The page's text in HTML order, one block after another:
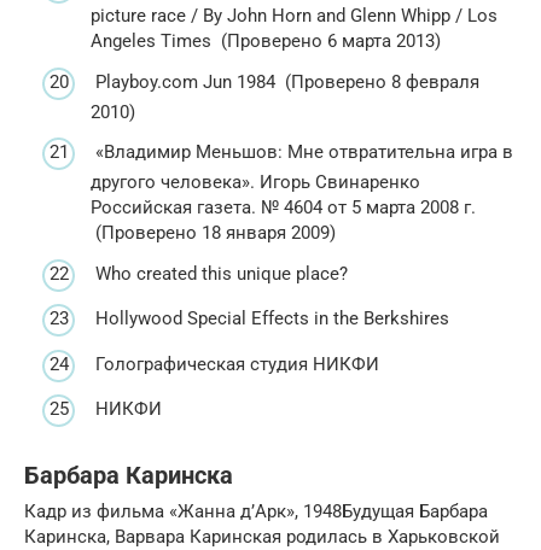
picture race / By John Horn and Glenn Whipp / Los
Angeles Times (Проверено 6 марта 2013)
Playboy.com Jun 1984 (Проверено 8 февраля
2010)
«Владимир Меньшов: Мне отвратительна игра в
другого человека». Игорь Свинаренко
Российская газета. № 4604 от 5 марта 2008 г.
(Проверено 18 января 2009)
Who created this unique place?
Hollywood Special Effects in the Berkshires
Голографическая студия НИКФИ
НИКФИ
Барбара Каринска
Кадр из фильма «Жанна д’Арк», 1948Будущая Барбара
Каринска, Варвара Каринская родилась в Харьковской